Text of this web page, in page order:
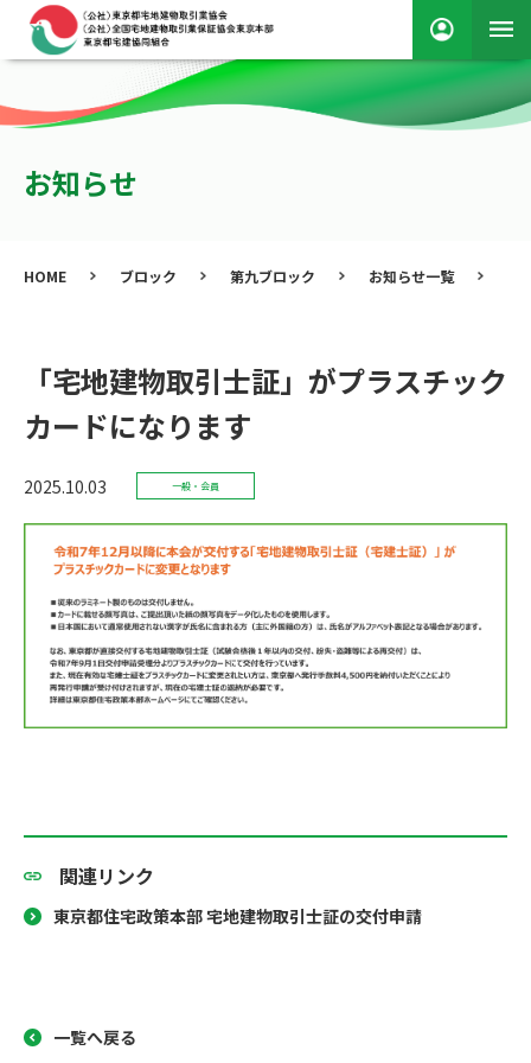
お知らせ
HOME ブロック 第九ブロック お知らせ一覧
「宅地建物取引士証」がプラスチック
カードになります
2025.10.03 一般・会員
関連リンク
東京都住宅政策本部 宅地建物取引士証の交付申請
一覧へ戻る